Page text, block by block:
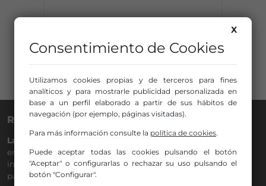
RADIO NERVIÓN
La Gran Familia 40 años
emisora de Bilbao para todos los públicos, con Más Música,
información a menos cinco, deportes, tráfico y la
participación de los oyentes.
X
Consentimiento de Cookies
Utilizamos cookies propias y de terceros para fines
analíticos y para mostrarle publicidad personalizada en
base a un perfil elaborado a partir de sus hábitos de
navegación (por ejemplo, páginas visitadas).
Para más información consulte la política de cookies.
Puede aceptar todas las cookies pulsando el botón
"Aceptar" o configurarlas o rechazar su uso pulsando el
botón "Configurar".